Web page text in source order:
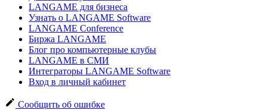
LANGAME для бизнеса
Узнать о LANGAME Software
LANGAME Conference
Биржа LANGAME
Блог про компьютерные клубы
LANGAME в СМИ
Интеграторы LANGAME Software
Вход в личный кабинет
Сообщить об ошибке